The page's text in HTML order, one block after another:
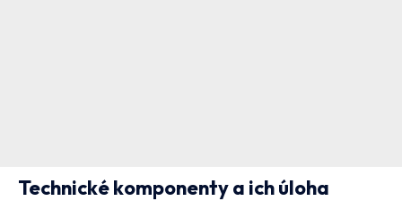
Technické komponenty a ich úloha